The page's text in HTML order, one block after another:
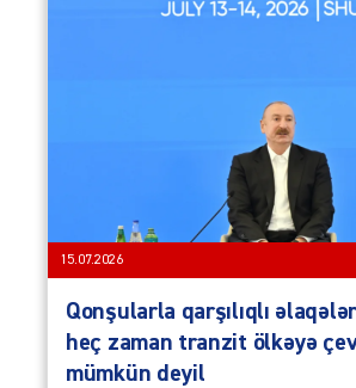
15.07.2026
Qonşularla qarşılıqlı
heç zaman tranzit ölkəyə
mümkün deyil